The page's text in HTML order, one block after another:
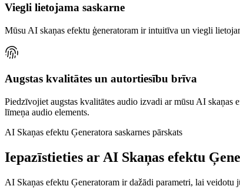
Viegli lietojama saskarne
Mūsu AI skaņas efektu ģeneratoram ir intuitīva un viegli
Augstas kvalitātes un autortiesību brīva
Piedzīvojiet augstas kvalitātes audio izvadi ar mūsu AI
līmeņa audio elements.
AI Skaņas efektu Ģeneratora saskarnes pārskats
Iepazīstieties ar AI Skaņas efektu
AI Skaņas efektu Ģeneratoram ir dažādi parametri, lai veidotu